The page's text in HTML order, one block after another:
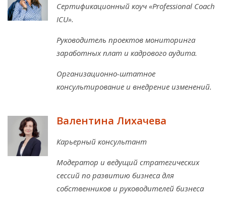
Сертификационный коуч «Professional Coach
ICU».
Руководитель проектов мониторинга
заработных плат и кадрового аудита.
Организационно-штатное
консультирование и внедрение изменений.
Валентина Лихачева
Карьерный консультант
Модератор и ведущий стратегических
сессий по развитию бизнеса для
собственников и руководителей бизнеса